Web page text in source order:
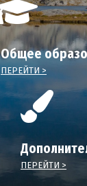
Общее
ПЕРЕЙТИ >
ПЕРЕЙТИ >